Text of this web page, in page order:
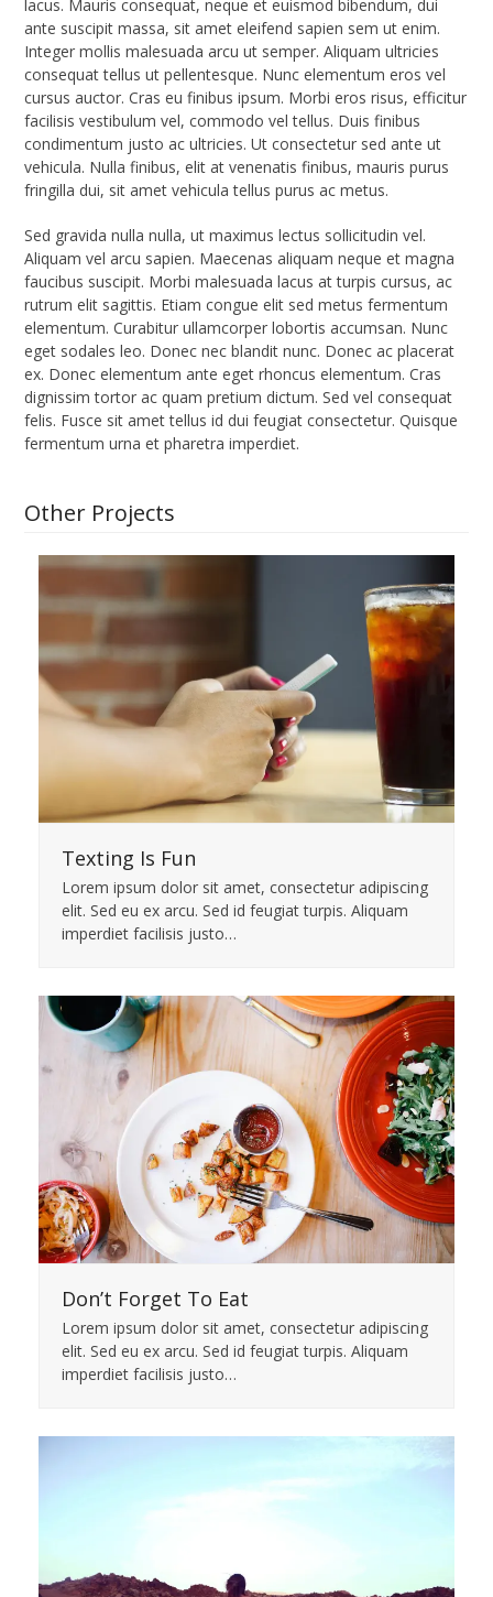
lacus. Mauris consequat, neque et euismod bibendum, dui
ante suscipit massa, sit amet eleifend sapien sem ut enim.
Integer mollis malesuada arcu ut semper. Aliquam ultricies
consequat tellus ut pellentesque. Nunc elementum eros vel
cursus auctor. Cras eu finibus ipsum. Morbi eros risus, efficitur
facilisis vestibulum vel, commodo vel tellus. Duis finibus
condimentum justo ac ultricies. Ut consectetur sed ante ut
vehicula. Nulla finibus, elit at venenatis finibus, mauris purus
fringilla dui, sit amet vehicula tellus purus ac metus.
Sed gravida nulla nulla, ut maximus lectus sollicitudin vel.
Aliquam vel arcu sapien. Maecenas aliquam neque et magna
faucibus suscipit. Morbi malesuada lacus at turpis cursus, ac
rutrum elit sagittis. Etiam congue elit sed metus fermentum
elementum. Curabitur ullamcorper lobortis accumsan. Nunc
eget sodales leo. Donec nec blandit nunc. Donec ac placerat
ex. Donec elementum ante eget rhoncus elementum. Cras
dignissim tortor ac quam pretium dictum. Sed vel consequat
felis. Fusce sit amet tellus id dui feugiat consectetur. Quisque
fermentum urna et pharetra imperdiet.
Other Projects
Texting Is Fun
Lorem ipsum dolor sit amet, consectetur adipiscing
elit. Sed eu ex arcu. Sed id feugiat turpis. Aliquam
imperdiet facilisis justo…
Don’t Forget To Eat
Lorem ipsum dolor sit amet, consectetur adipiscing
elit. Sed eu ex arcu. Sed id feugiat turpis. Aliquam
imperdiet facilisis justo…